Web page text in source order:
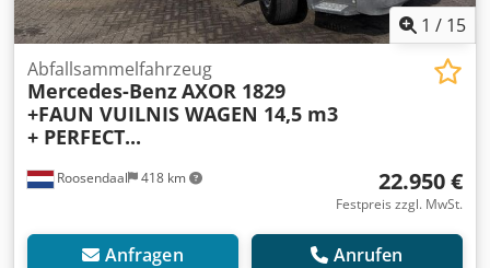
1 / 15
Roosendaal 418 km
Abfallsammelfahrzeug
Mercedes-BenzAXOR 1829
+FAUN VUILNIS WAGEN 14,5 m3
+ PERFECT...
22.950 €
Festpreis zzgl. MwSt.
Anfragen Anrufen